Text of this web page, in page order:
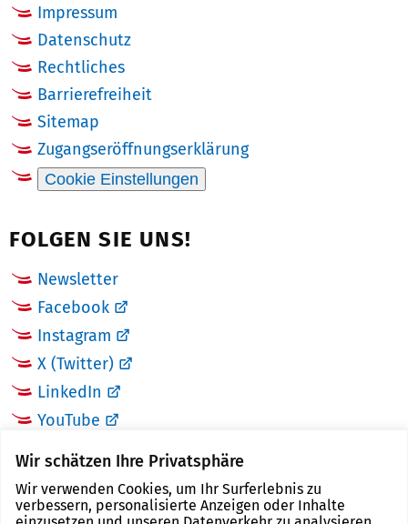
Wir schätzen Ihre Privatsphäre
Wir verwenden Cookies, um Ihr Surferlebnis zu
verbessern, personalisierte Anzeigen oder Inhalte
Impressum
Datenschutz
Rechtliches
Barrierefreiheit
Sitemap
Zugangseröffnungserklärung
Cookie Einstellungen
FOLGEN SIE UNS!
Newsletter
Facebook
Instagram
X (Twitter)
LinkedIn
YouTube
LINKS
Landkreis Zwickau